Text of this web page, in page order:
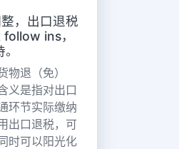
，出口退税
ins，
退（免）
义是指对出口
环节实际缴纳
出口退税，可
时可以阳光化